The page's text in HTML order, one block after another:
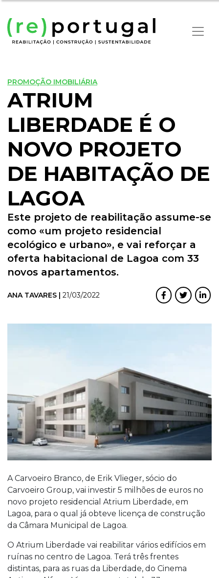
PROMOÇÃO IMOBILIÁRIA
ATRIUM
LIBERDADE É O
NOVO PROJETO
DE HABITAÇÃO DE
LAGOA
Este projeto de reabilitação assume-se
como «um projeto residencial
ecológico e urbano», e vai reforçar a
oferta habitacional de Lagoa com 33
novos apartamentos.
ANA TAVARES | 21/03/2022
A Carvoeiro Branco, de Erik Vlieger, sócio do
Carvoeiro Group, vai investir 5 milhões de euros no
novo projeto residencial Atrium Liberdade, em
Lagoa, para o qual já obteve licença de construção
da Câmara Municipal de Lagoa.
O Atrium Liberdade vai reabilitar vários edifícios em
ruínas no centro de Lagoa. Terá três frentes
distintas, para as ruas da Liberdade, do Cinema